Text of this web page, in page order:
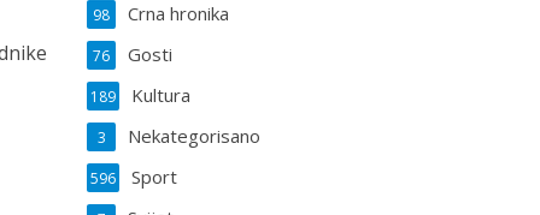
Crna hronika
98
Gosti
76
Kultura
189
Nekategorisano
3
Sport
596